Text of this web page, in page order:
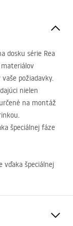
dosku série Rea
požiadavky.
nielen
na montáž
špeciálnej fáze
vďaka špeciálnej